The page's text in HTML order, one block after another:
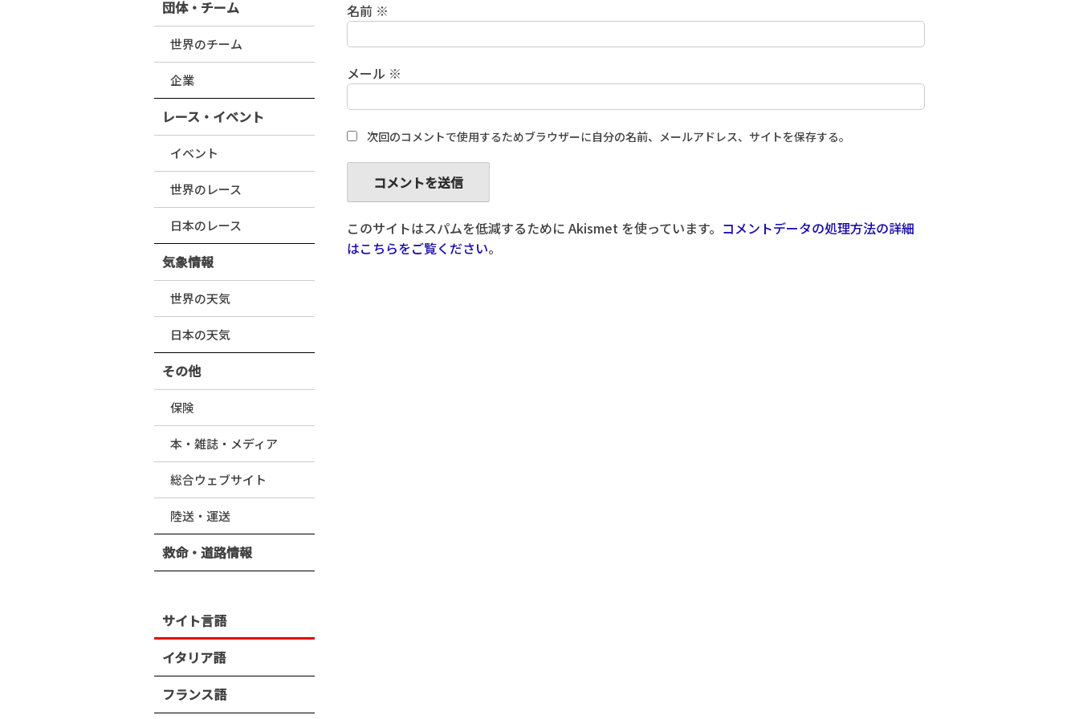
名前 ※
メール ※
次回のコメントで使用するためブラウザーに自分の名前、メールアドレス、サイトを保存する。
このサイトはスパムを低減するために Akismet を使っています。 コメントデータの処理方法の詳細
はこちらをご覧ください。
団体・チーム
世界のチーム
企業
レース・イベント
イベント
世界のレース
日本のレース
気象情報
世界の天気
日本の天気
その他
保険
本・雑誌・メディア
総合ウェブサイト
陸送・運送
救命・道路情報
サイト言語
イタリア語
フランス語